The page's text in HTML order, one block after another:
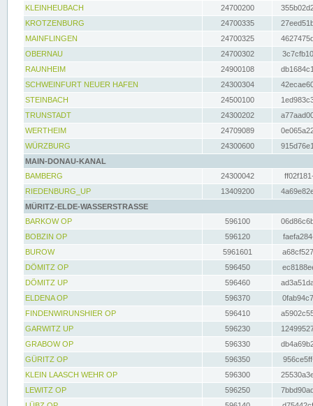
KLEINHEUBACH 24700200
KROTZENBURG
24700335
MAINFLINGEN
24700325
OBERNAU
24700302
RAUNHEIM
24900108
SCHWEINFURT NEUER HAFEN
24300304
STEINBACH
24500100
TRUNSTADT
24300202
WERTHEIM
24709089
WÜRZBURG
24300600
MAIN-DONAU-KANAL
BAMBERG
24300042
RIEDENBURG_UP
13409200
MÜRITZ-ELDE-WASSERSTRASSE
BARKOW OP
596100
BOBZIN OP
596120
BUROW
5961601
DÖMITZ OP
596450
DÖMITZ UP
596460
ELDENA OP
596370
FINDENWIRUNSHIER OP
596410
GARWITZ UP
596230
GRABOW OP
596330
GÜRITZ OP
596350
KLEIN LAASCH WEHR OP
596300
LEWITZ OP
596250